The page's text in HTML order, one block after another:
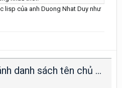
lisp của anh Duong Nhat Duy như
Làm cách nào để đánh danh sách tên chủ đầu tư và địa chỉ vào khung bản vẽ nhanh nhất